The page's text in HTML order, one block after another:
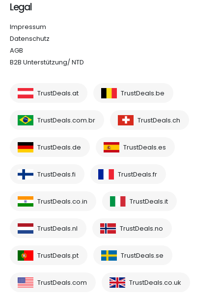
Legal
Impressum
Datenschutz
AGB
B2B Unterstützung/ NTD
TrustDeals.at TrustDeals.be
TrustDeals.com.br TrustDeals.ch
TrustDeals.de TrustDeals.es
TrustDeals.fi TrustDeals.fr
TrustDeals.co.in TrustDeals.it
TrustDeals.nl TrustDeals.no
TrustDeals.pt TrustDeals.se
TrustDeals.com TrustDeals.co.uk